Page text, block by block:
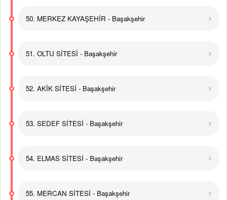
50. MERKEZ KAYAŞEHİR - Başakşehir
51. OLTU SİTESİ - Başakşehir
52. AKİK SİTESİ - Başakşehir
53. SEDEF SİTESİ - Başakşehir
54. ELMAS SİTESİ - Başakşehir
55. MERCAN SİTESİ - Başakşehir